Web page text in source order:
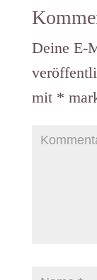
Deine E-
mit *